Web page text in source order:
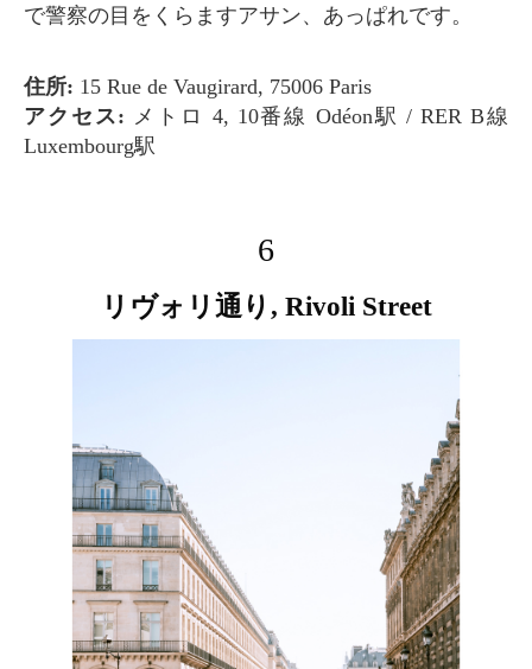
で警察の目をくらますアサン、あっぱれです。
住所: 15 Rue de Vaugirard, 75006 Paris
アクセス: メトロ 4, 10番線 Odéon駅 / RER B線
Luxembourg駅
6
リヴォリ通り, Rivoli Street